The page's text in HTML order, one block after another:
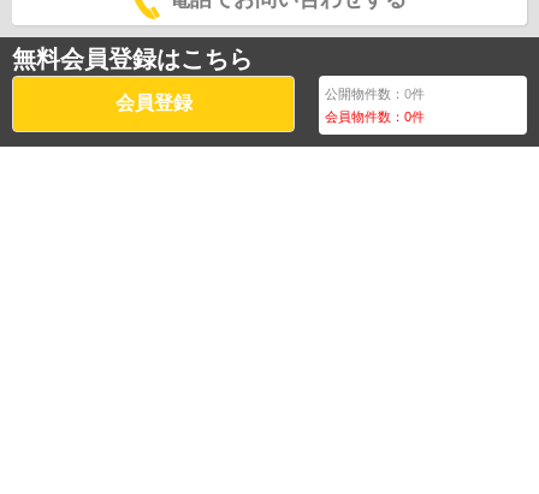
無料会員登録はこちら
会員登録 公開物件数：0件
会員物件数：0件